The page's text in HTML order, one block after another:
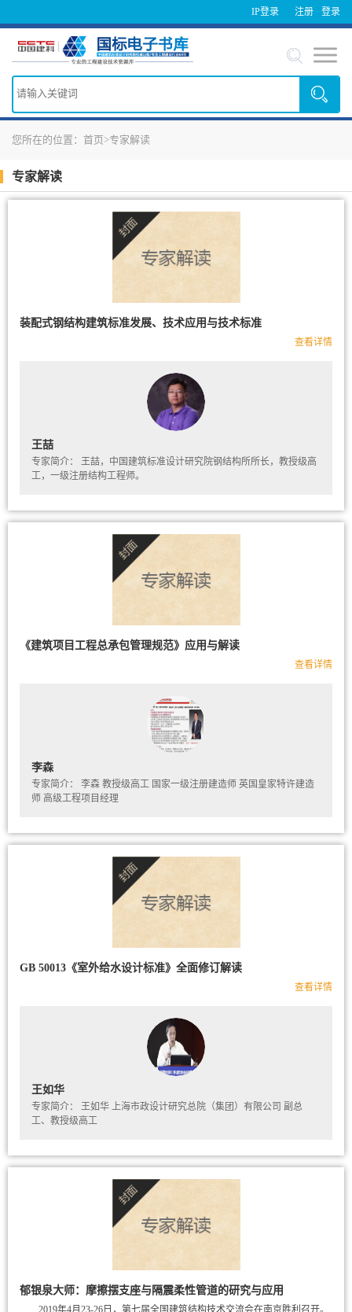
IP登录 登录
注册
您所在的位置： 首页>专家解读
专家解读
装配式钢结构建筑标准发展、技术应用与技术标准
查看详情
王喆
专家简介： 王喆，中国建筑标准设计研究院钢结构所所长，教授级高
工，一级注册结构工程师。​
《建筑项目工程总承包管理规范》应用与解读
查看详情
李森
专家简介： 李森 教授级高工 国家一级注册建造师 英国皇家特许建造
师 高级工程项目经理
GB 50013《室外给水设计标准》全面修订解读
查看详情
王如华
专家简介： 王如华 上海市政设计研究总院（集团）有限公司 副总
工、教授级高工
郁银泉大师：摩擦摆支座与隔震柔性管道的研究与应用
2019年4月23-26日，第七届全国建筑结构技术交流会在南京胜利召开。